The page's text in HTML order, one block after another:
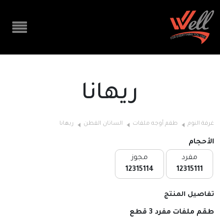
ريهانا
غرفة النوم طقم أوجه ملفات الساتان القطن ريهانا
الأحجام
مفرد
12315111
مجوز
12315114
تفاصيل المنتج
طقم ملفات مفرد 3 قطع